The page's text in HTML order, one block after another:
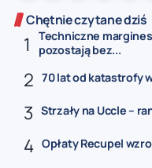
Chętnie czytane dziś
Techniczne
pozostają bez...
70 lat od katastrofy
Strzały na Uccle –
Opłaty Recupel